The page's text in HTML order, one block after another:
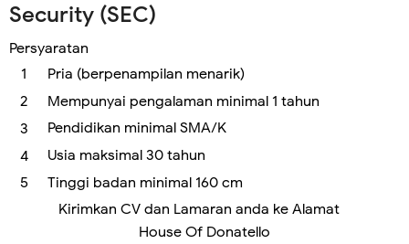
Security (SEC)
Persyaratan
Pria (berpenampilan menarik)
Mempunyai pengalaman minimal 1 tahun
Pendidikan minimal SMA/K
Usia maksimal 30 tahun
Tinggi badan minimal 160 cm
Kirimkan CV dan Lamaran anda ke Alamat
House Of Donatello